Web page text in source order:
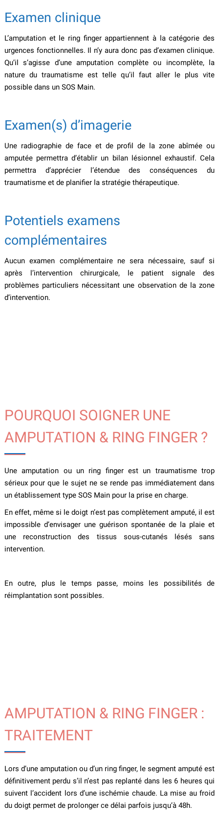
Examen clinique
L’amputation et le ring finger appartiennent à la catégorie des
urgences fonctionnelles. Il n’y aura donc pas d’examen clinique.
Qu’il s’agisse d’une amputation complète ou incomplète, la
nature du traumatisme est telle qu’il faut aller le plus vite
possible dans un SOS Main.
Examen(s) d’imagerie
Une radiographie de face et de profil de la zone abîmée ou
amputée permettra d’établir un bilan lésionnel exhaustif. Cela
permettra d’apprécier l’étendue des conséquences du
traumatisme et de planifier la stratégie thérapeutique.
Potentiels examens
complémentaires
Aucun examen complémentaire ne sera nécessaire, sauf si
après l’intervention chirurgicale, le patient signale des
problèmes particuliers nécessitant une observation de la zone
d’intervention.
POURQUOI SOIGNER UNE
AMPUTATION & RING FINGER ?
Une amputation ou un ring finger est un traumatisme trop
sérieux pour que le sujet ne se rende pas immédiatement dans
un établissement type SOS Main pour la prise en charge.
En effet, même si le doigt n’est pas complètement amputé, il est
impossible d’envisager une guérison spontanée de la plaie et
une reconstruction des tissus sous-cutanés lésés sans
intervention.
En outre, plus le temps passe, moins les possibilités de
réimplantation sont possibles.
AMPUTATION & RING FINGER :
TRAITEMENT
Lors d’une amputation ou d’un ring finger, le segment amputé est
définitivement perdu s’il n’est pas replanté dans les 6 heures qui
suivent l’accident lors d’une ischémie chaude. La mise au froid
du doigt permet de prolonger ce délai parfois jusqu’à 48h.